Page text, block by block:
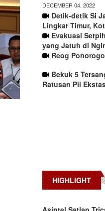
DECEMBER 04, 2022
Detik-detik Si
Lingkar Timur,
Evakuasi
yang Jatuh di
Reog
Bekuk 5
Ratusan Pil
HIGHLIGHT